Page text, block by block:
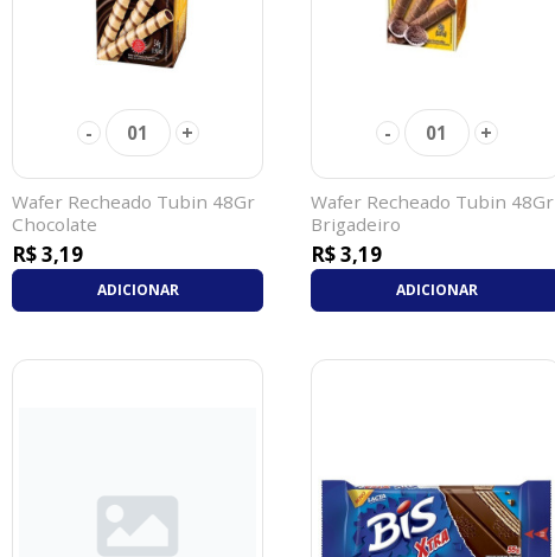
- 01 +
Wafer Recheado Tubin 48Gr
Chocolate
R$ 3,19
ADICIONAR
- 01 +
Wafer Recheado Tubin 48Gr
Brigadeiro
R$ 3,19
ADICIONAR